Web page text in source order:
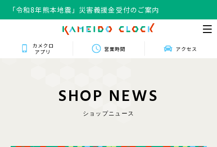
「令和8年熊本地震」災害義援金受付のご案内
カメクロ
アプリ
営業時間 アクセス
SHOP NEWS
ショップニュース